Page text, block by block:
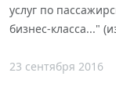
услуг по
бизнес-класса..."
23 сентября 2016